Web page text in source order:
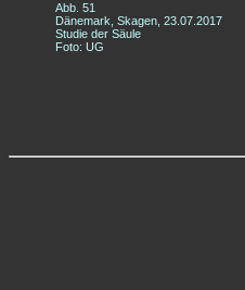
Abb. 51
Dänemark, Skagen, 23.07.2017
Studie der Säule
Foto: UG